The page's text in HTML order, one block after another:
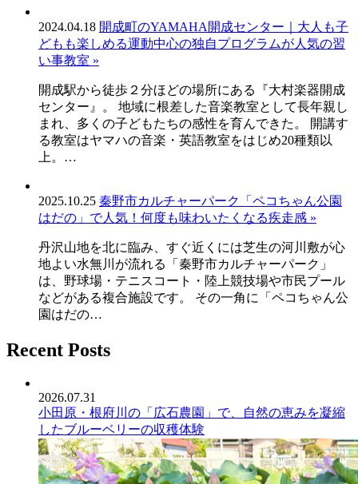
2024.04.18 開成町のYAMAHA開成センター｜大人も子
どもも楽しめる運動中心の独自プログラムが人気の習
い事教室 »
開成駅から徒歩２分ほどの場所にある『大村楽器開成
センター』。 地域に根差した音楽教室として長年親し
まれ、多くの子どもたちの感性を育んできた。 開講す
る教室はヤマハの音楽・英語教室をはじめ20種類以
上。…
2025.10.25 秦野市カルチャーパーク「ペコちゃん公園
はだの」で人気！何度も味わいたくなる疾走感 »
丹沢山地を北に臨み、すぐ近くには芝生の河川敷が心
地よい水無川が流れる「秦野市カルチャーパーク」
は、野球場・テニスコート・陸上競技場や市民プール
などがある複合施設です。 その一角に「ペコちゃん公
園はだの…
Recent Posts
2026.07.31
小田原・根府川の「広石農園」で、自然の恵みを凝縮
したブルーベリーの収穫体験